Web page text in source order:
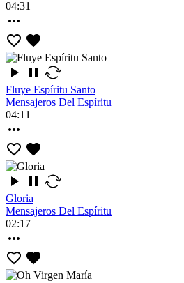
04:31
Fluye Espíritu Santo
Mensajeros Del Espíritu
04:11
Gloria
Mensajeros Del Espíritu
02:17